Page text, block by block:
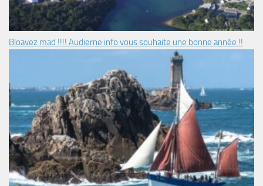
Bloavez mad !!!! Audierne info vous souhaite une bonne année !!